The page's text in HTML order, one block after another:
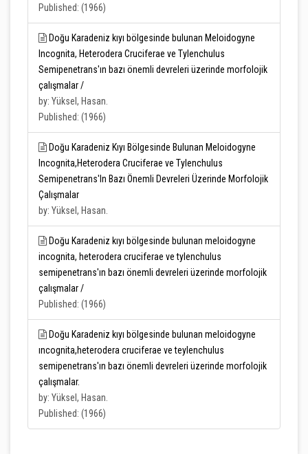
Published: (1966)
Doğu Karadeniz kıyı bölgesinde bulunan Meloidogyne
Incognita, Heterodera Cruciferae ve Tylenchulus
Semipenetrans'ın bazı önemli devreleri üzerinde morfolojik
çalışmalar /
by: Yüksel, Hasan.
Published: (1966)
Doğu Karadeniz Kıyı Bölgesinde Bulunan Meloidogyne
Incognita,Heterodera Cruciferae ve Tylenchulus
Semipenetrans'In Bazı Önemli Devreleri Üzerinde Morfolojik
Çalışmalar
by: Yüksel, Hasan.
Doğu Karadeniz kıyı bölgesinde bulunan meloidogyne
incognita, heterodera cruciferae ve tylenchulus
semipenetrans'ın bazı önemli devreleri üzerinde morfolojik
çalışmalar /
Published: (1966)
Doğu Karadeniz kıyı bölgesinde bulunan meloidogyne
ıncognita,heterodera cruciferae ve teylenchulus
semipenetrans'ın bazı önemli devreleri üzerinde morfolojik
çalışmalar.
by: Yüksel, Hasan.
Published: (1966)